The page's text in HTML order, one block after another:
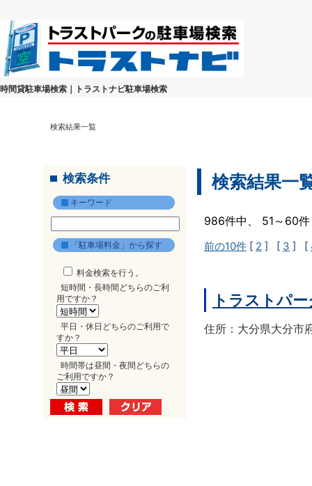
時間貸駐車場検索｜トラストナビ駐車場検索
検索結果一覧
検索条件
キーワード
「駐車場料金」から探す
料金検索を行う。
短時間・長時間どちらのご利
用ですか？
平日・休日どちらのご利用で
すか？
時間帯は昼間・夜間どちらの
ご利用ですか？
検索結果一
986件中、 51～60
前の10件 [ 2 ] [ 3 ] [
トラストパ
住所：大分県大分市